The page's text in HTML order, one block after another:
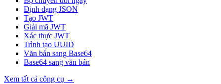
Định dạng JSON
Tạo JWT
Giải mã JWT
Xác thực JWT
Trình tạo UUID
Văn bản sang Base64
Base64 sang văn bản
Xem tất cả công cụ →